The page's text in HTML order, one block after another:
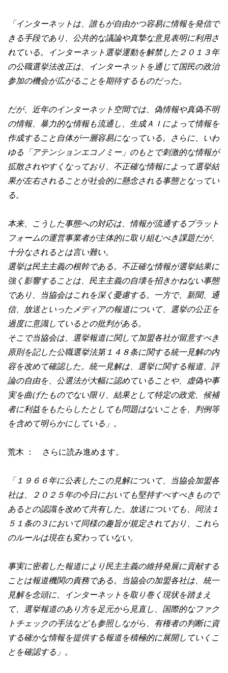
「インターネットは、誰もが自由かつ容易に情報を発信で
きる手段であり、公共的な議論や真摯な意見表明に利用さ
れている。インターネット選挙運動を解禁した２０１３年
の公職選挙法改正は、インターネットを通じて国民の政治
参加の機会が広がることを期待するものだった。
だが、近年のインターネット空間では、偽情報や真偽不明
の情報、暴力的な情報も流通し、生成ＡＩによって情報を
作成すること自体が一層容易になっている。さらに、いわ
ゆる「アテンションエコノミー」のもとで刺激的な情報が
拡散されやすくなっており、不正確な情報によって選挙結
果が左右されることが社会的に懸念される事態となってい
る。
本来、こうした事態への対応は、情報が流通するプラット
フォームの運営事業者が主体的に取り組むべき課題だが、
十分なされるとは言い難い。
選挙は民主主義の根幹である。不正確な情報が選挙結果に
強く影響することは、民主主義の自壊を招きかねない事態
であり、当協会はこれを深く憂慮する。一方で、新聞、通
信、放送といったメディアの報道について、選挙の公正を
過度に意識しているとの批判がある。
そこで当協会は、選挙報道に関して加盟各社が留意すべき
原則を記した公職選挙法第１４８条に関する統一見解の内
容を改めて確認した。統一見解は、選挙に関する報道、評
論の自由を、公選法が大幅に認めていることや、虚偽や事
実を曲げたものでない限り、結果として特定の政党、候補
者に利益をもたらしたとしても問題はないことを、判例等
を含めて明らかにしている」。
荒木 ： さらに読み進めます。
「１９６６年に公表したこの見解について、当協会加盟各
社は、２０２５年の今日においても堅持すべすべきもので
あるとの認識を改めて共有した。放送についても、同法１
５１条の３において同様の趣旨が規定されており、これら
のルールは現在も変わっていない。
事実に密着した報道により民主主義の維持発展に貢献する
ことは報道機関の責務である。当協会の加盟各社は、統一
見解を念頭に、インターネットを取り巻く現状を踏まえ
て、選挙報道のあり方を足元から見直し、国際的なファク
トチェックの手法なども参照しながら、有権者の判断に資
する確かな情報を提供する報道を積極的に展開していくこ
とを確認する」。